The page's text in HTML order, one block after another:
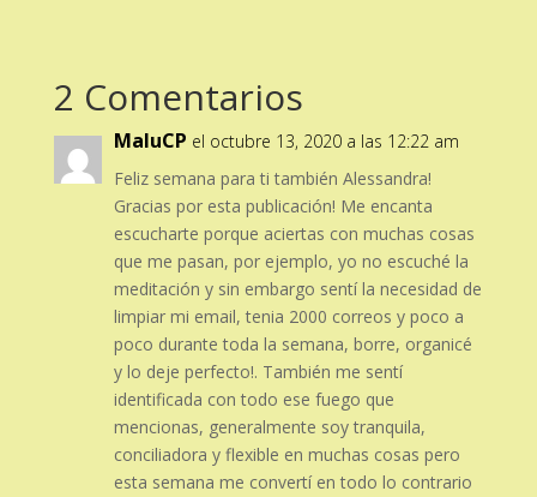
2 Comentarios
MaluCP el octubre 13, 2020 a las 12:22 am
Feliz semana para ti también Alessandra!
Gracias por esta publicación! Me encanta
escucharte porque aciertas con muchas cosas
que me pasan, por ejemplo, yo no escuché la
meditación y sin embargo sentí la necesidad de
limpiar mi email, tenia 2000 correos y poco a
poco durante toda la semana, borre, organicé
y lo deje perfecto!. También me sentí
identificada con todo ese fuego que
mencionas, generalmente soy tranquila,
conciliadora y flexible en muchas cosas pero
esta semana me convertí en todo lo contrario